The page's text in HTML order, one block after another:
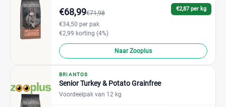
€2,87 per kg
€68,99€71,98
€34,50 per pak
€2,99 korting (4%)
Naar Zooplus
BRIANTOS
Senior Turkey & Potato Grainfree
Voordeelpak van 12 kg